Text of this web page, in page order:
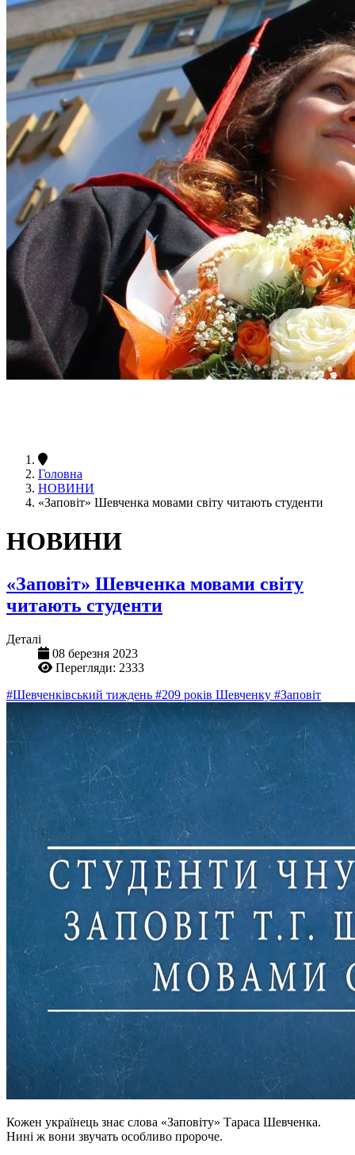
Головна
НОВИНИ
«Заповіт» Шевченка мовами світу читають студенти
НОВИНИ
«Заповіт» Шевченка мовами світу
читають студенти
Деталі
08 березня 2023
Перегляди: 2333
#Шевченківський тиждень #209 років Шевченку #Заповіт
Кожен українець знає слова «Заповіту» Тараса Шевченка.
Нині ж вони звучать особливо пророче.